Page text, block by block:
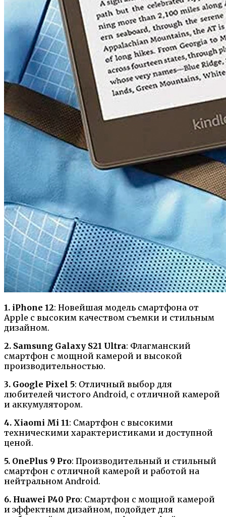
1. iPhone 12: Новейшая модель смартфона от
Apple с высоким качеством съемки и стильным
дизайном.
2. Samsung Galaxy S21 Ultra: Флагманский
смартфон с мощной камерой и высокой
производительностью.
3. Google Pixel 5: Отличный выбор для
любителей чистого Android, с отличной камерой
и аккумулятором.
4. Xiaomi Mi 11: Смартфон с высокими
техническими характеристиками и доступной
ценой.
5. OnePlus 9 Pro: Производительный и стильный
смартфон с отличной камерой и работой на
нейтральном Android.
6. Huawei P40 Pro: Смартфон с мощной камерой
и эффектным дизайном, подойдет для